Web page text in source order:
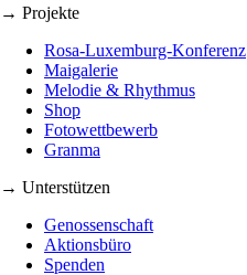
→ Projekte
Rosa-Luxemburg-Konferenz
Maigalerie
Melodie & Rhythmus
Shop
Fotowettbewerb
Granma
→ Unterstützen
Genossenschaft
Aktionsbüro
Spenden